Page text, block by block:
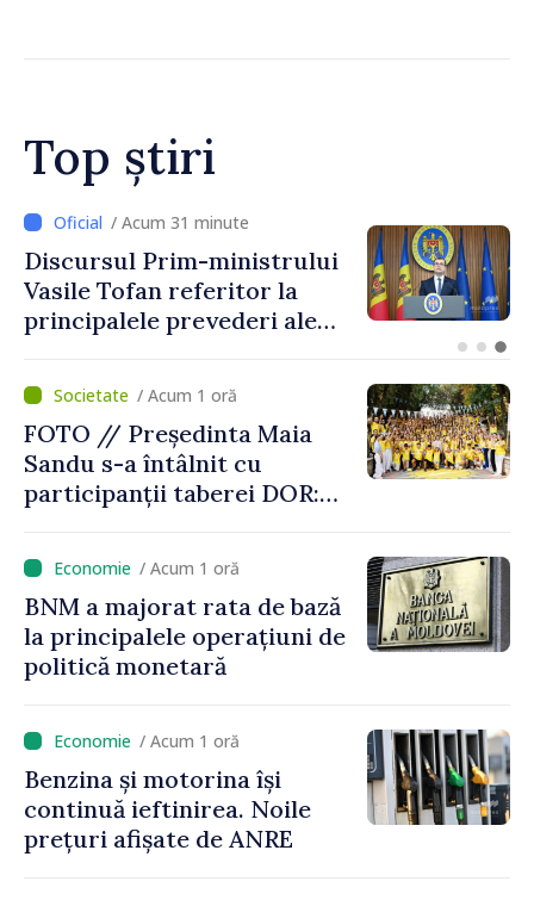
Top știri
/ Acum 9 minute
The Washington Post: Mai
multe state europene refuză
să transfere rachete Patriot
/ Acum 1 oră
FOTO // Președinta Maia
Sandu s-a întâlnit cu
participanții taberei DOR:
noastră rămâne puternică”
/ Acum 1 oră
BNM a majorat rata de bază
la principalele operațiuni de
politică monetară
/ Acum 1 oră
Benzina și motorina își
continuă ieftinirea. Noile
prețuri afișate de ANRE